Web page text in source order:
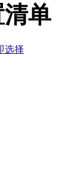
单
选择